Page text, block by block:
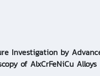
Investigation by
of AlxCrFeNiCu Alloys